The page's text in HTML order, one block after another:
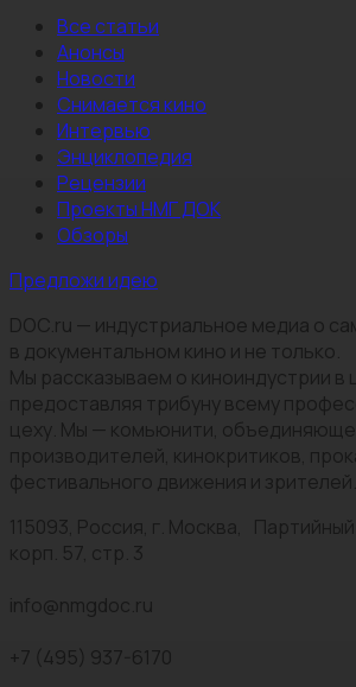
Все статьи
Анонсы
Новости
Снимается кино
Интервью
Энциклопедия
Рецензии
Проекты НМГ ДОК
Обзоры
Предложи идею
DOC.ru — индустриальное медиа о
в документальном кино и не только.
Мы рассказываем о киноиндустрии в
предоставляя трибуну всему
цеху. Мы — комьюнити,
производителей, кинокритиков,
фестивального движения и зрителей.
115093, Россия, г. Москва, Партийный
корп. 57, стр. 3
info@nmgdoc.ru
+7 (495) 937-6170